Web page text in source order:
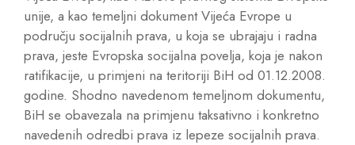
unije, a kao temeljni dokument Vijeća Evrope u
području socijalnih prava, u koja se ubrajaju i radna
prava, jeste Evropska socijalna povelja, koja je nakon
ratifikacije, u primjeni na teritoriji BiH od 01.12.2008.
godine. Shodno navedenom temeljnom dokumentu,
BiH se obavezala na primjenu taksativno i konkretno
navedenih odredbi prava iz lepeze socijalnih prava.